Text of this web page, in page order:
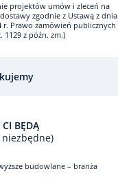
projektów umów i zleceń na
zgodnie z Ustawą z dnia
r. Prawo zamówień publicznych
1129 z późn. zm.)
CI BĘDĄ
budowlane – branża